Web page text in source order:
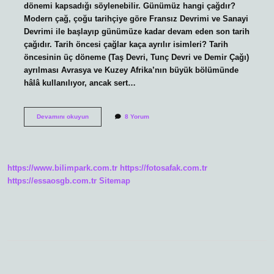
dönemi kapsadığı söylenebilir. Günümüz hangi çağdır?
Modern çağ, çoğu tarihçiye göre Fransız Devrimi ve Sanayi
Devrimi ile başlayıp günümüze kadar devam eden son tarih
çağıdır. Tarih öncesi çağlar kaça ayrılır isimleri? Tarih
öncesinin üç döneme (Taş Devri, Tunç Devri ve Demir Çağı)
ayrılması Avrasya ve Kuzey Afrika’nın büyük bölümünde
hâlâ kullanılıyor, ancak sert…
Devamını okuyunTarihte
8 Yorum
https://www.bilimpark.com.tr https://fotosafak.com.tr
https://essaosgb.com.tr Sitemap